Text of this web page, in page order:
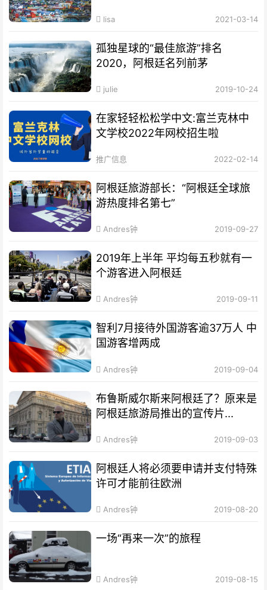
lisa 2021-03-14
孤独星球的“最佳旅游”排名
2020，阿根廷名列前茅
julie 2019-10-24
在家轻轻松松学中文:富兰克林中
文学校2022年网校招生啦
推广信息 2022-02-14
阿根廷旅游部长：“阿根廷全球旅
游热度排名第七”
Andres钟 2019-09-27
2019年上半年 平均每五秒就有一
个游客进入阿根廷
Andres钟 2019-09-11
智利7月接待外国游客逾37万人 中
国游客增两成
Andres钟 2019-09-04
布鲁斯威尔斯来阿根廷了？原来是
阿根廷旅游局推出的宣传片...
Andres钟 2019-09-03
阿根廷人将必须要申请并支付特殊
许可才能前往欧洲
Andres钟 2019-08-20
一场“再来一次”的旅程
Andres钟 2019-08-15